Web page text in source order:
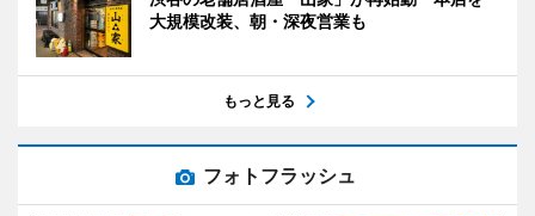
大規模改装、朝・深夜営業も
もっと見る
フォトフラッシュ